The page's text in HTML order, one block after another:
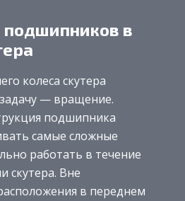
подшипников в
колеса скутера
— вращение.
подшипника
самые сложные
работать в течение
скутера. Вне
в переднем